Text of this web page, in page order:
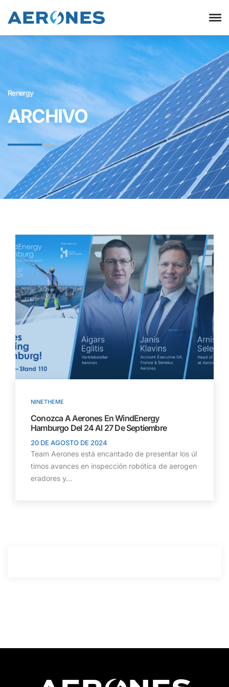
Renergy
ARCHIVO
NINETHEME
Conozca A Aerones En WindEnergy
Hamburgo Del 24 Al 27 De Septiembre
20 DE AGOSTO DE 2024
Team Aerones está encantado de presentar los úl
timos avances en inspección robótica de aerogen
eradores y...